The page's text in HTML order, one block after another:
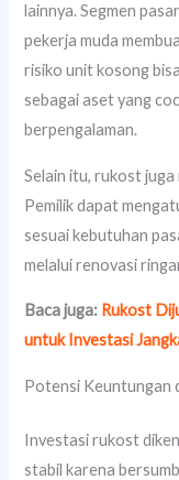
lainnya. Segmen
pekerja muda
risiko unit kosong
sebagai aset yang
berpengalaman.
Selain itu, rukost
Pemilik dapat
sesuai kebutuhan
melalui renovasi
Baca juga: Rukost
untuk Investasi
Potensi Keuntungan
Investasi rukost
stabil karena